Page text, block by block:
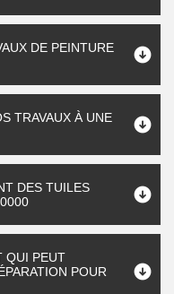
DE PEINTURE
TRAVAUX À UNE
DES TUILES
QUI PEUT
POUR